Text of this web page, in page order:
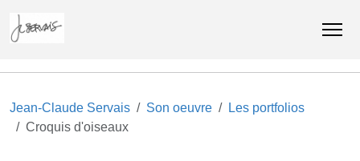
Jean-Claude Servais Son oeuvre
Les portfolios
Croquis d'oiseaux